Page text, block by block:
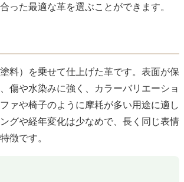
った最適な革を選ぶことができます。
料）を乗せて仕上げた革です。表面が保
傷や水染みに強く、カラーバリエーショ
ァや椅子のように摩耗が多い用途に適し
グや経年変化は少なめで、長く同じ表情
徴です。